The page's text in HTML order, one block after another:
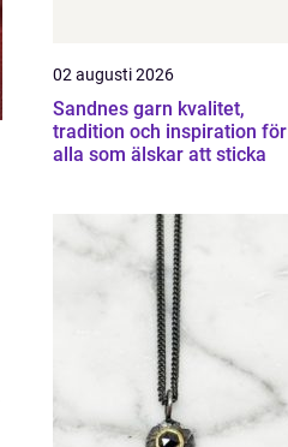
02 augusti 2026
Sandnes garn kvalitet,
tradition och inspiration för
alla som älskar att sticka